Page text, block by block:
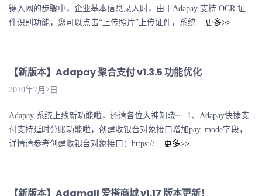
键入网的步骤中，企业基本信息录入时，由于Adapay 支持 OCR 证
件识别功能，您可以点击“上传照片”上传证件，系统... 更多>>
【新版本】Adapay 聚合支付 v1.3.5 功能优化
2020年7月7日
Adapay 系统上线新功能啦，还请各位大神知晓~ 1、Adapay快捷支
付支持延时分账功能啦，创建收银台对象接口增加pay_mode字段，
详情请参考创建收银台对象接口：https://... 更多>>